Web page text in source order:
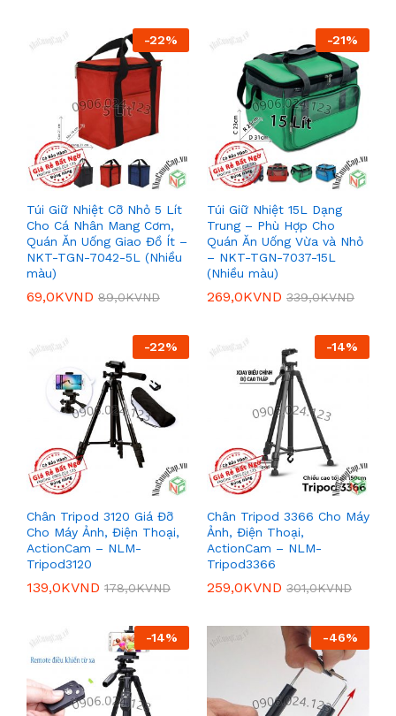
-22%
Túi Giữ Nhiệt Cỡ Nhỏ 5 Lít
Cho Cá Nhân Mang Cơm,
Quán Ăn Uống Giao Đồ Ít –
NKT-TGN-7042-5L (Nhiều
màu)
69,0KVND 89,0KVND
-21%
Túi Giữ Nhiệt 15L Dạng
Trung – Phù Hợp Cho
Quán Ăn Uống Vừa và Nhỏ
– NKT-TGN-7037-15L
(Nhiều màu)
269,0KVND 339,0KVND
-22%
Chân Tripod 3120 Giá Đỡ
Cho Máy Ảnh, Điện Thoại,
ActionCam – NLM-
Tripod3120
139,0KVND 178,0KVND
-14%
Chân Tripod 3366 Cho Máy
Ảnh, Điện Thoại,
ActionCam – NLM-
Tripod3366
259,0KVND 301,0KVND
-14% -46%